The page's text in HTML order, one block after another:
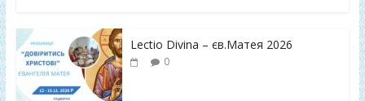
Lectio Divina – єв.Матея 2026
0